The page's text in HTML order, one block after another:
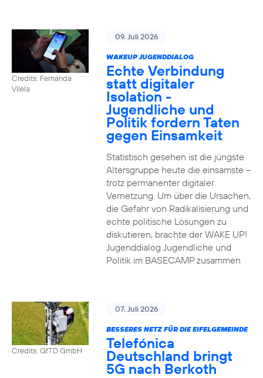
Credits: Fernanda
Vilela
09. Juli 2026
WAKEUP JUGENDDIALOG
Echte Verbindung
statt digitaler
Isolation -
Jugendliche und
Politik fordern Taten
gegen Einsamkeit
Statistisch gesehen ist die jüngste
Altersgruppe heute die einsamste –
trotz permanenter digitaler
Vernetzung. Um über die Ursachen,
die Gefahr von Radikalisierung und
echte politische Lösungen zu
diskutieren, brachte der WAKE UP!
Jugenddialog Jugendliche und
Politik im BASECAMP zusammen
Credits: GfTD GmbH
07. Juli 2026
BESSERES NETZ FÜR DIE EIFELGEMEINDE
Telefónica
Deutschland bringt
5G nach Berkoth